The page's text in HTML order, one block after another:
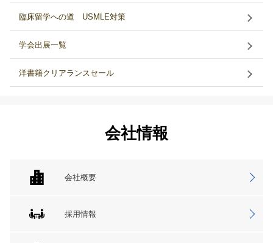
臨床留学への道 USMLE対策
学会出展一覧
洋書籍クリアランスセール
会社情報
会社概要
採用情報